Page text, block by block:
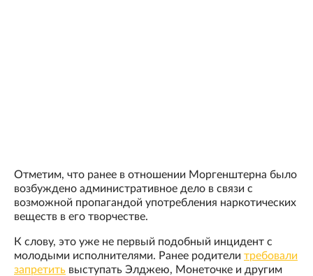
Отметим, что ранее в отношении Моргенштерна было
возбуждено административное дело в связи с
возможной пропагандой употребления наркотических
веществ в его творчестве.
К слову, это уже не первый подобный инцидент с
молодыми исполнителями. Ранее родители требовали
запретить выступать Элджею, Монеточке и другим